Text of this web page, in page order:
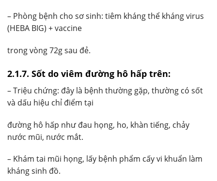
– Phòng bệnh cho sơ sinh: tiêm kháng thể kháng virus
(HEBA BIG) + vaccine
trong vòng 72g sau đẻ.
2.1.7. Sốt do viêm đường hô hấp trên:
– Triệu chứng: đây là bệnh thường gặp, thường có sốt
và dấu hiệu chỉ điểm tại
đường hô hấp như đau họng, ho, khàn tiếng, chảy
nước mũi, nước mắt.
– Khám tai mũi họng, lấy bệnh phẩm cấy vi khuẩn làm
kháng sinh đồ.